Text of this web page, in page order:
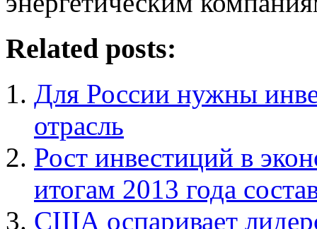
Related posts:
Для России нужны
отрасль
Рост инвестиций в
итогам 2013 года
США оспаривает